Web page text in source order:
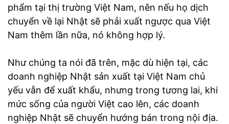
phẩm tại thị trường Việt Nam, nên nếu họ dịch
chuyển về lại Nhật sẽ phải xuất ngược qua Việt
Nam thêm lần nữa, nó không hợp lý.
Như chúng ta nói đã trên, mặc dù hiện tại, các
doanh nghiệp Nhật sản xuất tại Việt Nam chủ
yếu vẫn để xuất khẩu, nhưng trong tương lai, khi
mức sống của người Việt cao lên, các doanh
nghiệp Nhật sẽ chuyển hướng bán trong nội địa.